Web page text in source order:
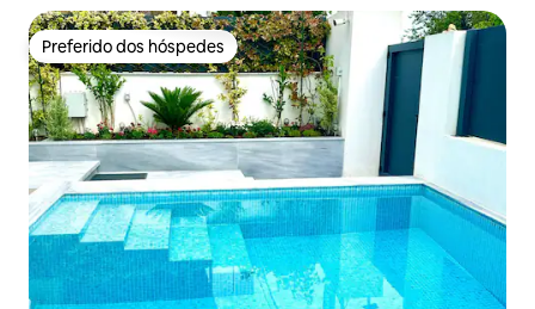
Preferido dos hóspedes
Preferido dos hóspedes